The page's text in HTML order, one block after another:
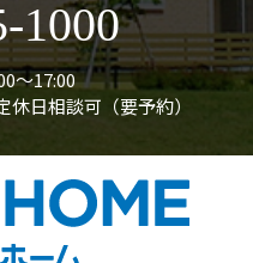
1000
〜17:00
日相談可（要予約）